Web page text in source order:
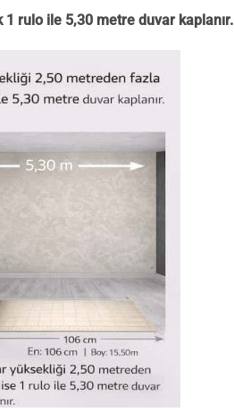
1 rulo ile 5,30 metre duvar kaplanır.